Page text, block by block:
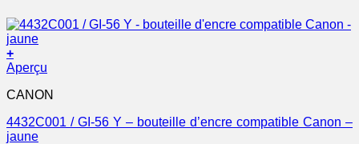
+
Aperçu
CANON
4432C001 / GI-56 Y – bouteille d’encre compatible Canon –
jaune